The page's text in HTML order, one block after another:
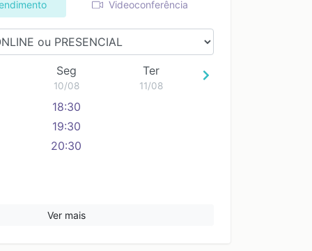
Videoconferência
Seg
10/08
18:30
19:30
20:30
Ter
11/08
Ver mais